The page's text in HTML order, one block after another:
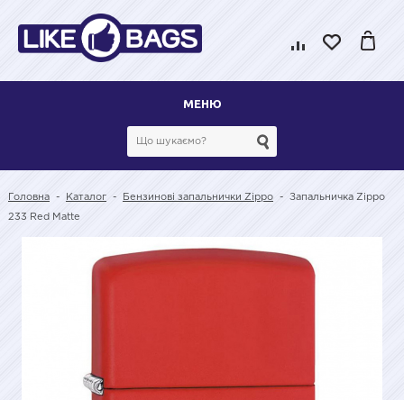
МЕНЮ
Головна - Каталог - Бензинові запальнички Zippo - Запальничка Zippo
233 Red Matte